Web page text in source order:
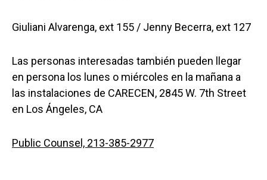
Giuliani Alvarenga, ext 155 / Jenny Becerra, ext 127
Las personas interesadas también pueden llegar
en persona los lunes o miércoles en la mañana a
las instalaciones de CARECEN, 2845 W. 7th Street
en Los Ángeles, CA
Public Counsel, 213-385-2977